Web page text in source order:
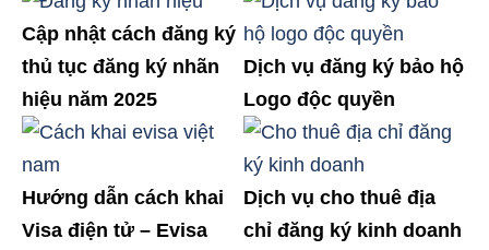
Cập nhật cách đăng ký
thủ tục đăng ký nhãn
hiệu năm 2025
Dịch vụ đăng ký bảo hộ
Logo độc quyền
Hướng dẫn cách khai
Visa điện tử – Evisa
Dịch vụ cho thuê địa
chỉ đăng ký kinh doanh